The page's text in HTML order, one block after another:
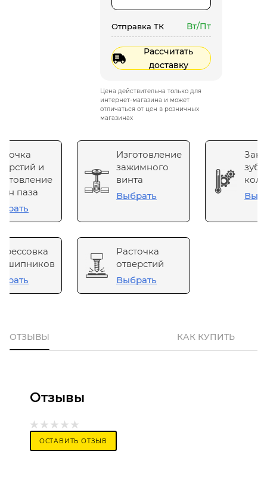
Отправка ТК Вт/Пт
Рассчитать
доставку
Цена действительна только для
интернет-магазина и может
отличаться от цен в розничных
магазинах
и
паза
Изготовление
зажимного
винта
Выбрать
Расточка
отверстий
Выбрать
ОТЗЫВЫ КАК КУПИТЬ
Отзывы
ОСТАВИТЬ ОТЗЫВ